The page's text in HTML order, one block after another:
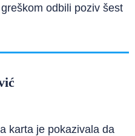
odbili poziv šest
karta je pokazivala da